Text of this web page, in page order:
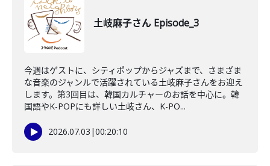
土岐麻子さん Episode_3
今週はゲストに、シティポップからジャズまで、さまざま
な音楽のジャンルで活躍されている土岐麻子さんをお迎え
します。第3回目は、韓国カルチャーのお話を中心に。韓
国語やK-POPにも詳しい土岐さん、K-PO...
2026.07.03 |00:20:10